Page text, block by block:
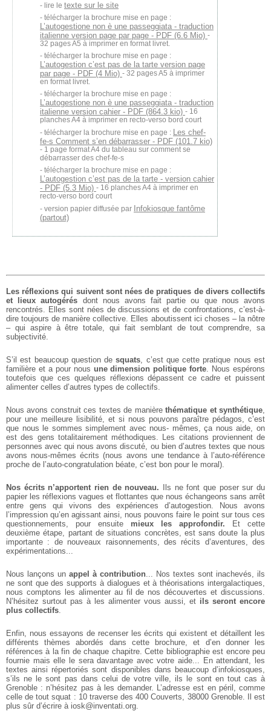
lire le texte sur le site
télécharger la brochure mise en page :
L’autogestione non è une passeggiata - traduction
italienne version page par page - PDF (6.6 Mio) -
32 pages A5 à imprimer en format livret.
télécharger la brochure mise en page :
L’autogestion c’est pas de la tarte version page
par page - PDF (4 Mio) - 32 pages A5 à imprimer
en format livret.
télécharger la brochure mise en page :
L’autogestione non è une passeggiata - traduction
italienne version cahier - PDF (864.3 kio) - 16
planches A4 à imprimer en recto-verso bord court
télécharger la brochure mise en page : Les chef-
fe-s Comment s’en débarrasser - PDF (101.7 kio)
- 1 page format A4 du tableau sur comment se
débarrasser des chef-fe-s
télécharger la brochure mise en page :
L’autogestion c’est pas de la tarte - version cahier
- PDF (5.3 Mio) - 16 planches A4 à imprimer en
recto-verso bord court
version papier diffusée par Infokiosque fantôme
(partout)
Les réflexions qui suivent sont nées de pratiques de divers collectifs
et lieux autogérés dont nous avons fait partie ou que nous avons
rencontrés. Elles sont nées de discussions et de confrontations, c’est-à-
dire toujours de manière collective. Elles aboutissent ici choses – la nôtre
– qui aspire à être totale, qui fait semblant de tout comprendre, sa
subjectivité.
S’il est beaucoup question desquats, c’est que cette pratique nous est
familière et a pour nous une dimension politique forte. Nous espérons
toutefois que ces quelques réflexions dépassent ce cadre et puissent
alimenter celles d’autres types de collectifs.
Nous avons construit ces textes de manièrethématique et synthétique,
pour une meilleure lisibilité, et si nous pouvons paraître pédagos, c’est
que nous le sommes simplement avec nous- mêmes, ça nous aide, on
est des gens totalitairement méthodiques. Les citations proviennent de
personnes avec qui nous avons discuté, ou bien d’autres textes que nous
avons nous-mêmes écrits (nous avons une tendance à l’auto-référence
proche de l’auto-congratulation béate, c’est bon pour le moral).
Nos écrits n’apportent rien de nouveau. Ils ne font que poser sur du
papier les réflexions vagues et flottantes que nous échangeons sans arrêt
entre gens qui vivons des expériences d’autogestion. Nous avons
l’impression qu’en agissant ainsi, nous pouvons faire le point sur tous ces
questionnements, pour ensuite mieux les approfondir. Et cette
deuxième étape, partant de situations concrètes, est sans doute la plus
importante : de nouveaux raisonnements, des récits d’aventures, des
expérimentations...
Nous lançons un appel à contribution... Nos textes sont inachevés, ils
ne sont que des supports à dialogues et à théorisations intergalactiques,
nous comptons les alimenter au fil de nos découvertes et discussions.
N’hésitez surtout pas à les alimenter vous aussi, et ils seront encore
plus collectifs.
Enfin, nous essayons de recenser les écrits qui existent et détaillent les
différents thèmes abordés dans cette brochure, et d’en donner les
références à la fin de chaque chapitre. Cette bibliographie est encore peu
fournie mais elle le sera davantage avec votre aide... En attendant, les
textes ainsi répertoriés sont disponibles dans beaucoup d’infokiosques,
s’ils ne le sont pas dans celui de votre ville, ils le sont en tout cas à
Grenoble : n’hésitez pas à les demander. L’adresse est en péril, comme
celle de tout squat : 10 traverse des 400 Couverts, 38000 Grenoble. Il est
plus sûr d’écrire à iosk@inventati.org.